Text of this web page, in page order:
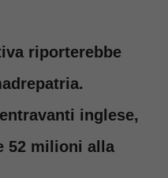
riporterebbe
inglese,
52 milioni alla